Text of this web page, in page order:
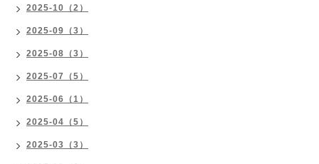
2025-10（2）
2025-09（3）
2025-08（3）
2025-07（5）
2025-06（1）
2025-04（5）
2025-03（3）